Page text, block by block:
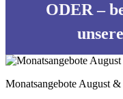
ODER –
Monatsangebote August